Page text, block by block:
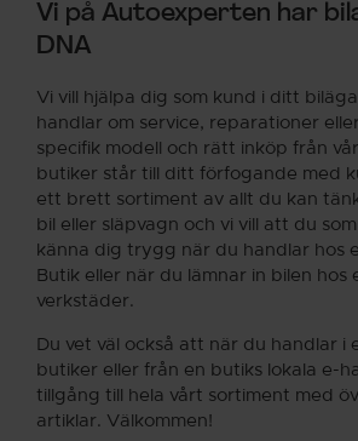
Vi på Autoexperten har
DNA
Vi vill hjälpa dig som kund i ditt
handlar om service, reparationer
specifik modell och rätt inköp från
butiker står till ditt förfogande med
ett brett sortiment av allt du kan
bil eller släpvagn och vi vill att du
känna dig trygg när du handlar hos
Butik eller när du lämnar in bilen hos
verkstäder.
Du vet väl också att när du handlar i
butiker eller från en butiks lokala e-
tillgång till hela vårt sortiment med
artiklar. Välkommen!